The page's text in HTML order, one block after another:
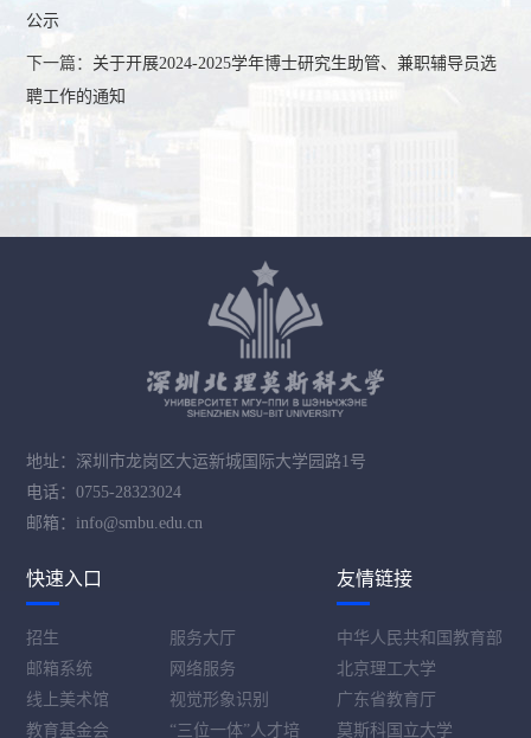
公示
下一篇： 关于开展2024-2025学年博士研究生助管、兼职辅导员选
聘工作的通知
地址：深圳市龙岗区大运新城国际大学园路1号
电话：0755-28323024
邮箱：info@smbu.edu.cn
快速入口
招生
服务大厅
邮箱系统
网络服务
线上美术馆
视觉形象识别
教育基金会
“三位一体”人才培
友情链接
中华人民共和国教育部
北京理工大学
广东省教育厅
莫斯科国立大学